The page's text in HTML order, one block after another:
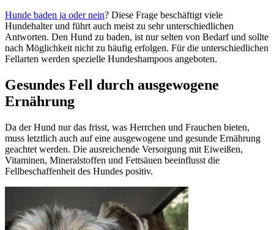
Hunde baden ja oder nein? Diese Frage beschäftigt viele
Hundehalter und führt auch meist zu sehr unterschiedlichen
Antworten. Den Hund zu baden, ist nur selten von Bedarf und sollte
nach Möglichkeit nicht zu häufig erfolgen. Für die unterschiedlichen
Fellarten werden spezielle Hundeshampoos angeboten.
Gesundes Fell durch ausgewogene
Ernährung
Da der Hund nur das frisst, was Herrchen und Frauchen bieten,
muss letztlich auch auf eine ausgewogene und gesunde Ernährung
geachtet werden. Die ausreichende Versorgung mit Eiweißen,
Vitaminen, Mineralstoffen und Fettsäuen beeinflusst die
Fellbeschaffenheit des Hundes positiv.